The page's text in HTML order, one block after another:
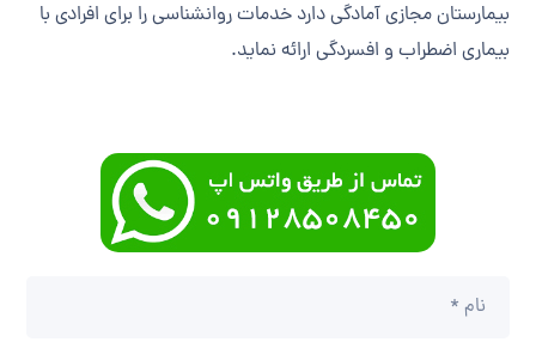
بیمارستان مجازی آمادگی دارد خدمات روانشناسی را برای افرادی با
بیماری اضطراب و افسردگی ارائه نماید.